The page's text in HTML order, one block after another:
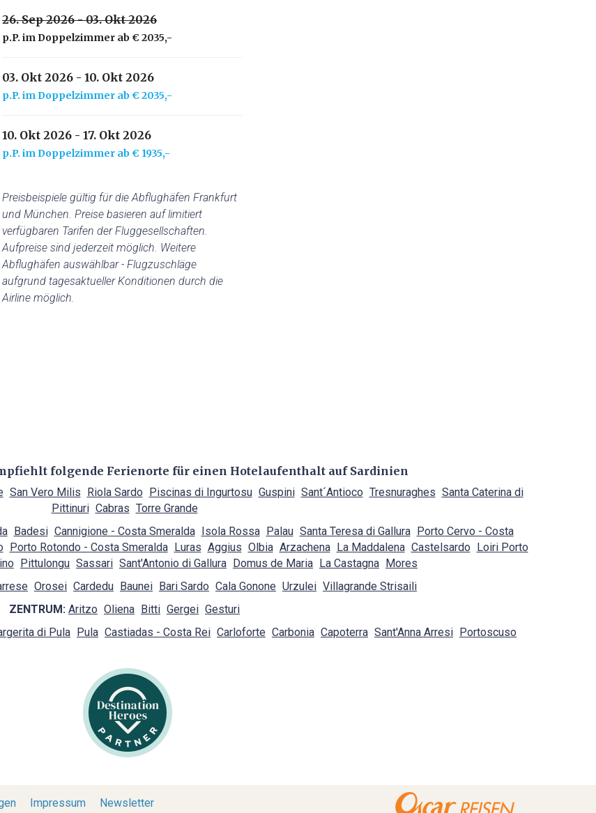
26. Sep 2026 - 03. Okt 2026
p.P. im Doppelzimmer ab € 2035,-
03. Okt 2026 - 10. Okt 2026
p.P. im Doppelzimmer ab € 2035,-
10. Okt 2026 - 17. Okt 2026
p.P. im Doppelzimmer ab € 1935,-
Preisbeispiele gültig für die Abflughäfen Frankfurt
und München. Preise basieren auf limitiert
verfügbaren Tarifen der Fluggesellschaften.
Aufpreise sind jederzeit möglich. Weitere
Abflughäfen auswählbar - Flugzuschläge
aufgrund tagesaktueller Konditionen durch die
Airline möglich.
folgende Ferienorte für einen Hotelaufenthalt auf Sardinien
San Vero Milis Riola Sardo Piscinas di Ingurtosu Guspini Sant´Antioco Tresnuraghes Santa Caterina di
Pittinuri Cabras Torre Grande
Badesi Cannigione - Costa Smeralda Isola Rossa Palau Santa Teresa di Gallura Porto Cervo - Costa
Porto Rotondo - Costa Smeralda Luras Aggius Olbia Arzachena La Maddalena Castelsardo Loiri Porto
Pittulongu Sassari Sant'Antonio di Gallura Domus de Maria La Castagna Mores
Orosei Cardedu Baunei Bari Sardo Cala Gonone Urzulei Villagrande Strisaili
ZENTRUM: Aritzo Oliena Bitti Gergei Gesturi
di Pula Pula Castiadas - Costa Rei Carloforte Carbonia Capoterra Sant'Anna Arresi Portoscuso
Impressum Newsletter